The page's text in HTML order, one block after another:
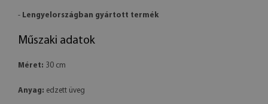
- Lengyelországban gyártott termék
Műszaki adatok
Méret: 30 cm
Anyag: edzett üveg